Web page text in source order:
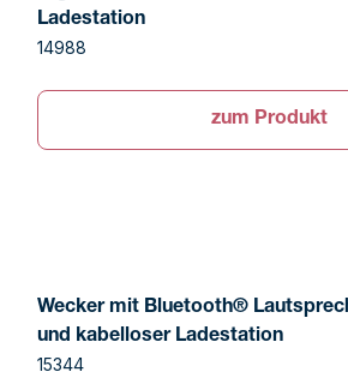
Ladestation
14988
zum Produkt
Wecker mit Bluetooth®
und kabelloser Ladestation
15344